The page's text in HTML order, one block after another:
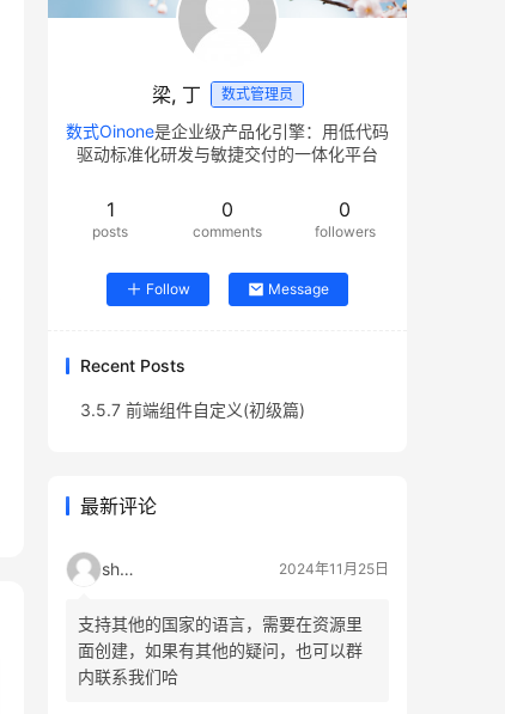
梁, 丁 数式管理员
数式Oinone是企业级产品化引擎：用低代码
驱动标准化研发与敏捷交付的一体化平台
1
posts
0
comments
0
followers
Follow Message
Recent Posts
3.5.7 前端组件自定义(初级篇)
最新评论
shao 2024年11月25日
支持其他的国家的语言，需要在资源里
面创建，如果有其他的疑问，也可以群
内联系我们哈